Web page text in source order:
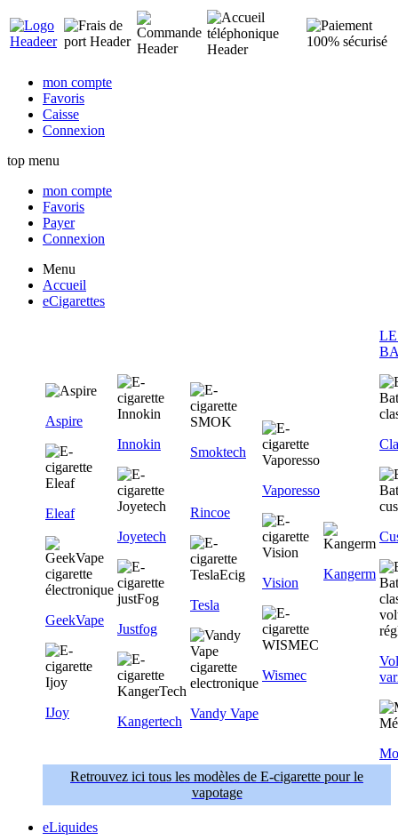
mon compte
Favoris
Caisse
Connexion
top menu
mon compte
Favoris
Payer
Connexion
Menu
Accueil
eCigarettes
Aspire
Eleaf
GeekVape
IJoy
Innokin
Joyetech
Justfog
Kangertech
Smoktech
Rincoe
Tesla
Vandy Vape
Vaporesso
Vision
Wismec
Kangerm
Retrouvez ici tous les modèles de E-cigarette pour le
vapotage
eLiquides